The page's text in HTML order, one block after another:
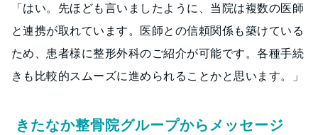
「はい。先ほども言いましたように、当院は複数の医師
と連携が取れています。医師との信頼関係も築けている
ため、患者様に整形外科のご紹介が可能です。各種手続
きも比較的スムーズに進められることかと思います。」
きたなか整骨院グループからメッセージ